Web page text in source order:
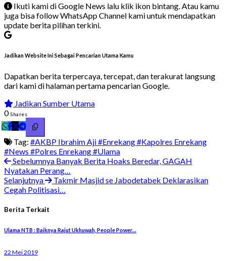
Ikuti kami di Google News lalu klik ikon bintang. Atau kamu
juga bisa follow WhatsApp Channel kami untuk mendapatkan
update berita pilihan terkini.
Jadikan Website Ini Sebagai Pencarian Utama Kamu
Dapatkan berita terpercaya, tercepat, dan terakurat langsung
dari kami di halaman pertama pencarian Google.
Jadikan Sumber Utama
0Shares
Tag: #AKBP Ibrahim Aji#Enrekang#Kapolres Enrekang
#News #Polres Enrekang#Ulama
Sebelumnya Banyak Berita Hoaks Beredar, GAGAH
Nyatakan Perang…
Selanjutnya
Takmir Masjid se Jabodetabek Deklarasikan
Cegah Politisasi…
Berita Terkait
Ulama NTB : Baiknya Rajut Ukhuwah, People Power…
22 Mei 2019